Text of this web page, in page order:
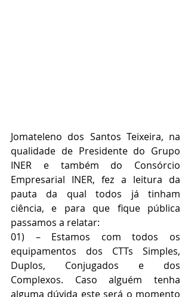
Jomateleno dos Santos Teixeira, na
qualidade de Presidente do Grupo
INER e também do Consórcio
Empresarial INER, fez a leitura da
pauta da qual todos já tinham
ciência, e para que fique pública
passamos a relatar:
01) – Estamos com todos os
equipamentos dos CTTs Simples,
Duplos, Conjugados e dos
Complexos. Caso alguém tenha
alguma dúvida este será o momento